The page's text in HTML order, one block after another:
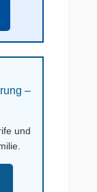
–
und